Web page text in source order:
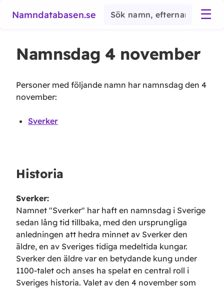
Namndatabasen.se ☰
Namnsdag4 november
Personer med följande namn har namnsdag den 4
november:
Sverker
Historia
Sverker:
Namnet "Sverker" har haft en namnsdag i Sverige
sedan lång tid tillbaka, med den ursprungliga
anledningen att hedra minnet av Sverker den
äldre, en av Sveriges tidiga medeltida kungar.
Sverker den äldre var en betydande kung under
1100-talet och anses ha spelat en central roll i
Sveriges historia. Valet av den 4 november som